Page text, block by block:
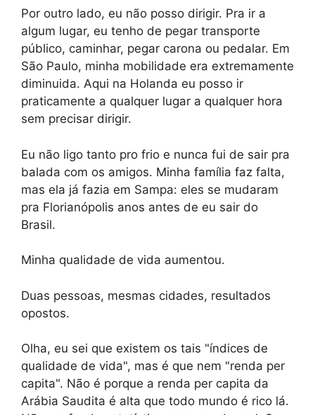
Por outro lado, eu não posso dirigir. Pra ir a
algum lugar, eu tenho de pegar transporte
público, caminhar, pegar carona ou pedalar. Em
São Paulo, minha mobilidade era extremamente
diminuida. Aqui na Holanda eu posso ir
praticamente a qualquer lugar a qualquer hora
sem precisar dirigir.
Eu não ligo tanto pro frio e nunca fui de sair pra
balada com os amigos. Minha família faz falta,
mas ela já fazia em Sampa: eles se mudaram
pra Florianópolis anos antes de eu sair do
Brasil.
Minha qualidade de vida aumentou.
Duas pessoas, mesmas cidades, resultados
opostos.
Olha, eu sei que existem os tais "índices de
qualidade de vida", mas é que nem "renda per
capita". Não é porque a renda per capita da
Arábia Saudita é alta que todo mundo é rico lá.